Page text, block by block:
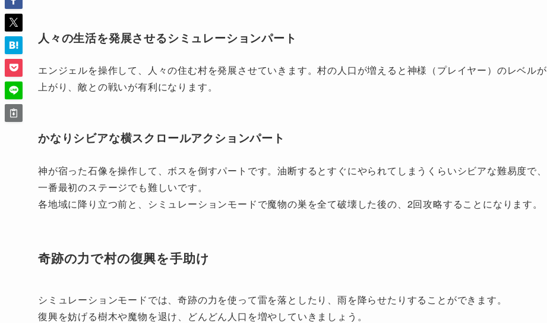
人々の生活を発展させるシミュレーションパート
エンジェルを操作して、人々の住む村を発展させていきます。村の人口が増えると神様（プレイヤー）のレベルが
上がり、敵との戦いが有利になります。
かなりシビアな横スクロールアクションパート
神が宿った石像を操作して、ボスを倒すパートです。油断するとすぐにやられてしまうくらいシビアな難易度で、
一番最初のステージでも難しいです。
各地域に降り立つ前と、シミュレーションモードで魔物の巣を全て破壊した後の、2回攻略することになります。
奇跡の力で村の復興を手助け
シミュレーションモードでは、奇跡の力を使って雷を落としたり、雨を降らせたりすることができます。
復興を妨げる樹木や魔物を退け、どんどん人口を増やしていきましょう。